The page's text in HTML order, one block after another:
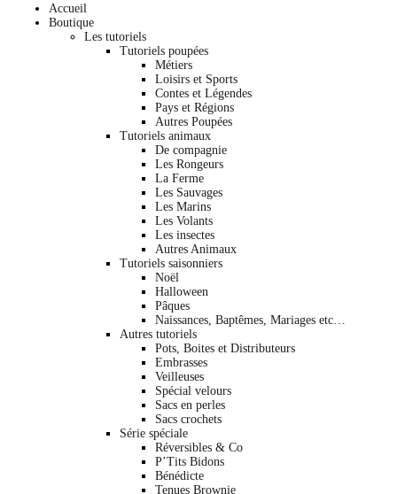
Accueil
Boutique
Les tutoriels
Tutoriels poupées
Métiers
Loisirs et Sports
Contes et Légendes
Pays et Régions
Autres Poupées
Tutoriels animaux
De compagnie
Les Rongeurs
La Ferme
Les Sauvages
Les Marins
Les Volants
Les insectes
Autres Animaux
Tutoriels saisonniers
Noël
Halloween
Pâques
Naissances, Baptêmes, Mariages etc…
Autres tutoriels
Pots, Boites et Distributeurs
Embrasses
Veilleuses
Spécial velours
Sacs en perles
Sacs crochets
Série spéciale
Réversibles & Co
P’Tits Bidons
Bénédicte
Tenues Brownie